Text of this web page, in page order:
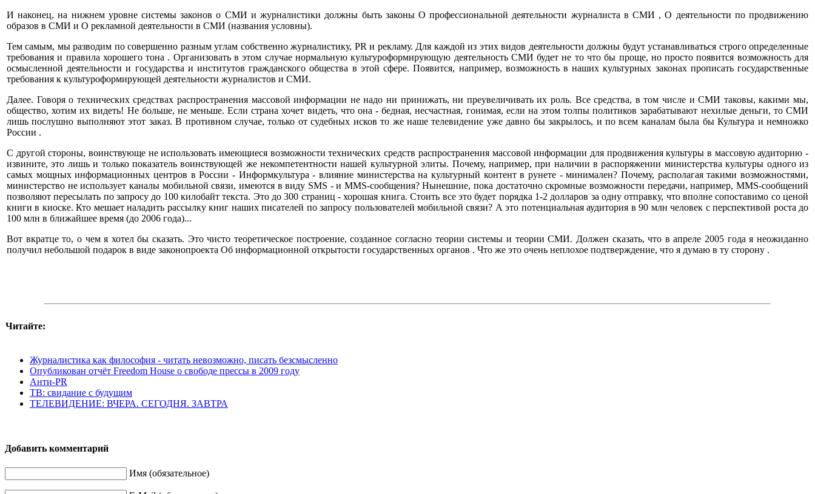
И наконец, на нижнем уровне системы законов о СМИ и журналистики должны быть законы О профессиональной деятельности журналиста в СМИ , О деятельности по продвижению
образов в СМИ и О рекламной деятельности в СМИ (названия условны).
Тем самым, мы разводим по совершенно разным углам собственно журналистику, PR и рекламу. Для каждой из этих видов деятельности должны будут устанавливаться строго определенные
требования и правила хорошего тона . Организовать в этом случае нормальную культуроформирующую деятельность СМИ будет не то что бы проще, но просто появится возможность для
осмысленной деятельности и государства и институтов гражданского общества в этой сфере. Появится, например, возможность в наших культурных законах прописать государственные
требования к культуроформирующей деятельности журналистов и СМИ.
Далее. Говоря о технических средствах распространения массовой информации не надо ни принижать, ни преувеличивать их роль. Все средства, в том числе и СМИ таковы, какими мы,
общество, хотим их видеть! Не больше, не меньше. Если страна хочет видеть, что она - бедная, несчастная, гонимая, если на этом толпы политиков зарабатывают нехилые деньги, то СМИ
лишь послушно выполняют этот заказ. В противном случае, только от судебных исков то же наше телевидение уже давно бы закрылось, и по всем каналам была бы Культура и немножко
России .
С другой стороны, воинствующе не использовать имеющиеся возможности технических средств распространения массовой информации для продвижения культуры в массовую аудиторию -
извините, это лишь и только показатель воинствующей же некомпетентности нашей культурной элиты. Почему, например, при наличии в распоряжении министерства культуры одного из
самых мощных информационных центров в России - Информкультура - влияние министерства на культурный контент в рунете - минимален? Почему, располагая такими возможностями,
министерство не использует каналы мобильной связи, имеются в виду SMS - и MMS-сообщения? Нынешние, пока достаточно скромные возможности передачи, например, MMS-сообщений
позволяют пересылать по запросу до 100 килобайт текста. Это до 300 страниц - хорошая книга. Стоить все это будет порядка 1-2 долларов за одну отправку, что вполне сопоставимо со ценой
книги в киоске. Кто мешает наладить рассылку книг наших писателей по запросу пользователей мобильной связи? А это потенциальная аудитория в 90 млн человек с перспективой роста до
100 млн в ближайшее время (до 2006 года)...
Вот вкратце то, о чем я хотел бы сказать. Это чисто теоретическое построение, созданное согласно теории системы и теории СМИ. Должен сказать, что в апреле 2005 года я неожиданно
получил небольшой подарок в виде законопроекта Об информационной открытости государственных органов . Что же это очень неплохое подтверждение, что я думаю в ту сторону .
Читайте:
Журналистика как философия - читать невозможно, писать безсмысленно
Опубликован отчёт Freedom House о свободе прессы в 2009 году
Анти-PR
ТВ: свидание с будущим
ТЕЛЕВИДЕНИЕ: ВЧЕРА. СЕГОДНЯ. ЗАВТРА
Добавить комментарий
Имя (обязательное)